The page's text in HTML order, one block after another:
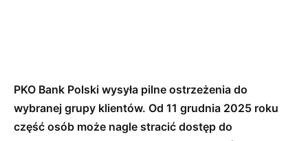
PKO Bank Polski wysyła pilne ostrzeżenia do
wybranej grupy klientów. Od 11 grudnia 2025 roku
część osób może nagle stracić dostęp do